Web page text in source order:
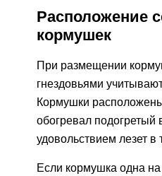
Расположение
кормушек
При размещении
гнездовьями
Кормушки
обогревал подогретый
удовольствием лезет
Если кормушка одна на